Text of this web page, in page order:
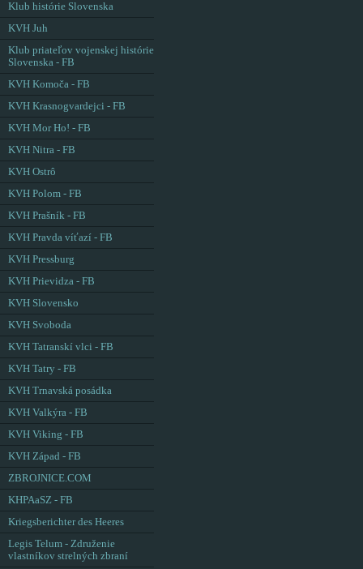
Klub histórie Slovenska
KVH Juh
Klub priateľov vojenskej histórie
Slovenska - FB
KVH Komoča - FB
KVH Krasnogvardejci - FB
KVH Mor Ho! - FB
KVH Nitra - FB
KVH Ostrô
KVH Polom - FB
KVH Prašník - FB
KVH Pravda víťazí - FB
KVH Pressburg
KVH Prievidza - FB
KVH Slovensko
KVH Svoboda
KVH Tatranskí vlci - FB
KVH Tatry - FB
KVH Trnavská posádka
KVH Valkýra - FB
KVH Viking - FB
KVH Západ - FB
ZBROJNICE.COM
KHPAaSZ - FB
Kriegsberichter des Heeres
Legis Telum - Združenie
vlastníkov strelných zbraní